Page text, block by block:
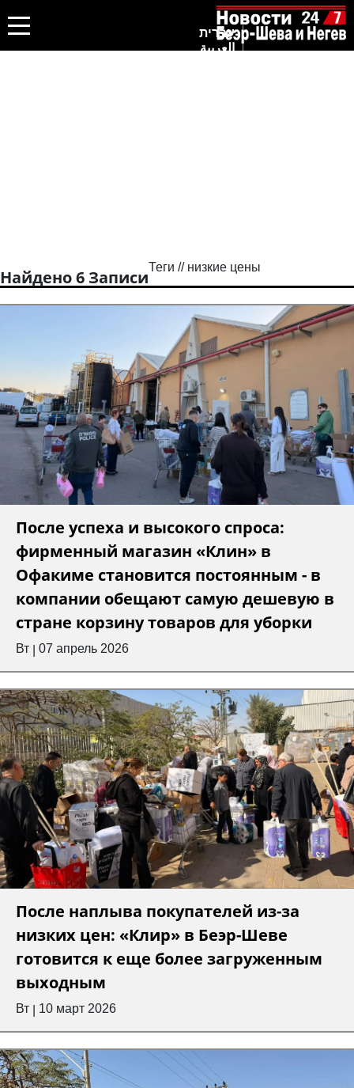
עברית
العربية
Теги // низкие цены
Найдено 6 Записи
После успеха и высокого спроса:
фирменный магазин «Клин» в
Офакиме становится постоянным - в
компании обещают самую дешевую в
стране корзину товаров для уборки
Вт 07 апрель 2026
После наплыва покупателей из-за
низких цен: «Клир» в Беэр-Шеве
готовится к еще более загруженным
выходным
Вт 10 март 2026